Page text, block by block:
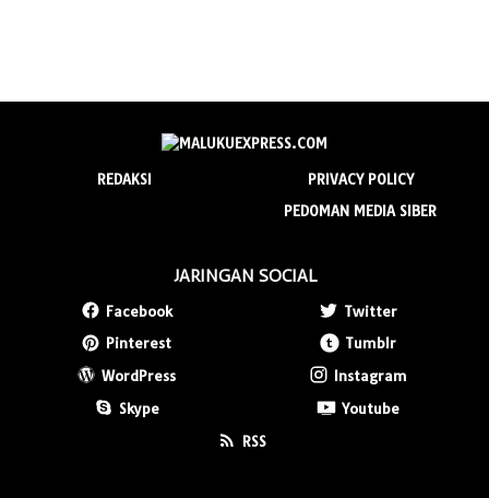
REDAKSI
PRIVACY POLICY
PEDOMAN MEDIA SIBER
JARINGAN SOCIAL
Facebook
Twitter
Pinterest
Tumblr
WordPress
Instagram
Skype
Youtube
RSS